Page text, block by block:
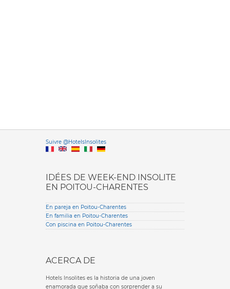
Suivre @HotelsInsolitesVersione
IDÉES DE WEEK-END INSOLITE
EN POITOU-CHARENTES
En pareja en Poitou-Charentes
En familia en Poitou-Charentes
Con piscina en Poitou-Charentes
ACERCA DE
Hotels Insolites es la historia de una joven
enamorada que soñaba con sorprender a su